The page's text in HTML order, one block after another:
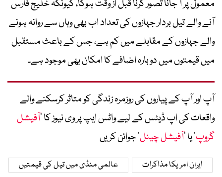
معمول پر آ جانا تصور کرنا قبل از وقت ہوگا، کیونکہ خلیج فارس
آنے والے تیل بردار جہازوں کی تعداد اب بھی وہاں سے روانہ ہونے
والے جہازوں کے مقابلے میں کم ہے، جس کے باعث مستقبل
میں قیمتوں میں دوبارہ اضافے کا امکان بھی موجود ہے۔
آپ اور آپ کے پیاروں کی روزمرہ زندگی کو متاثر کرسکنے والے
واقعات کی اپ ڈیٹس کے لیے واٹس ایپ پر وی نیوز کا ’آفیشل
گروپ‘ یا ’آفیشل چینل‘ جوائن کریں
ایران امریکا مذاکرات عالمی منڈی میں تیل کی قیمتیں